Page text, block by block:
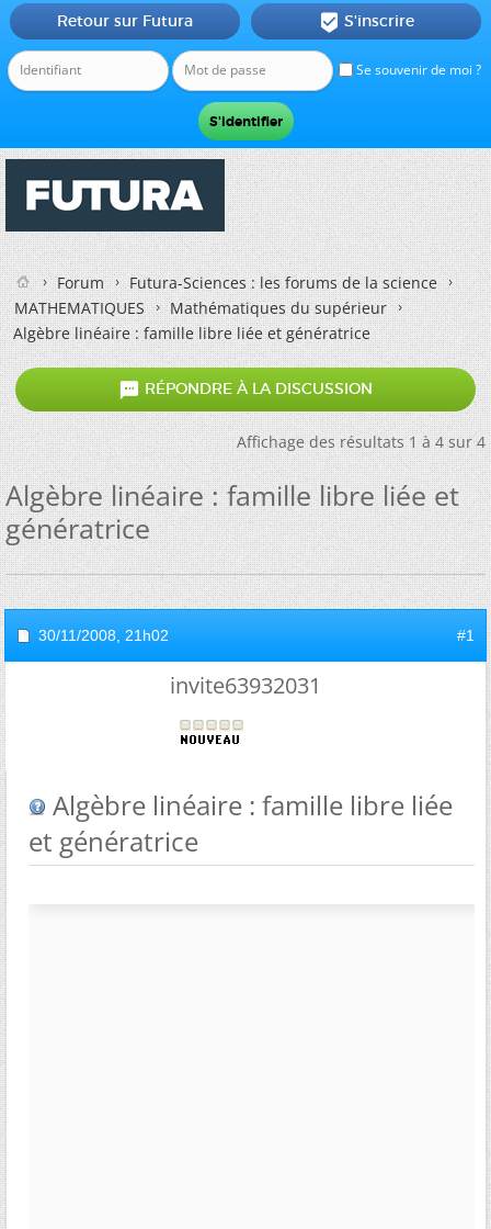
Se souvenir de moi ?
Retour sur Futura  S'inscrire
Forum
Futura-Sciences : les forums de la science
MATHEMATIQUES
Mathématiques du supérieur
Algèbre linéaire : famille libre liée et génératrice
 RÉPONDRE À LA DISCUSSION
Affichage des résultats 1 à 4 sur 4
Algèbre linéaire : famille libre liée et
génératrice
30/11/2008, 21h02 #1
invite63932031
Algèbre linéaire : famille libre liée
et génératrice